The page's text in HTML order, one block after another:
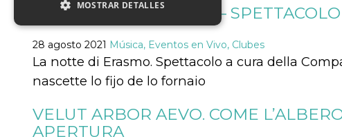
LA NOTTE DI ERASMO – SPETTACOLO
28 agosto 2021 Música, Eventos en Vivo, Clubes
La notte di Erasmo. Spettacolo a cura della
nascette lo fijo de lo fornaio
VELUT ARBOR AEVO. COME
APERTURA
MOSTRAR DETALLES
Cookies estrictamente necesarias
Cookies de preferencias
la funcionalidad principal del sitio web, como
el inicio de sesión de usuario y la gestión de
cuentas. El sitio web no se puede utilizar